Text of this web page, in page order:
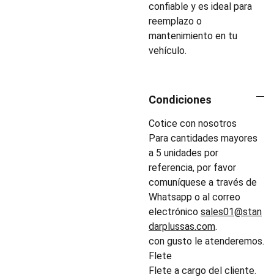
confiable y es ideal para
reemplazo o
mantenimiento en tu
vehículo.
Condiciones
Cotice con nosotros
Para cantidades mayores
a 5 unidades por
referencia, por favor
comuníquese a través de
Whatsapp o al correo
electrónico sales01@stan
darplussas.com.
con gusto le atenderemos.
Flete
Flete a cargo del cliente.